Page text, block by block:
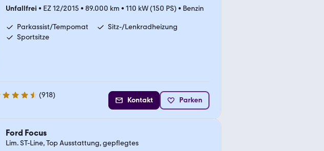
Unfallfrei • EZ 12/2015 • 89.000 km • 110 kW (150 PS) • Benzin
Parkassist/Tempomat
Sitz-/Lenkradheizung
Sportsitze
Sterne (918)
Kontakt Parken
Ford Focus
Lim. ST-Line, Top Ausstattung, gepflegtes